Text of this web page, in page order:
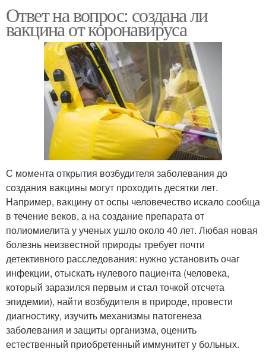
Ответ на вопрос: создана ли
вакцина от коронавируса
С момента открытия возбудителя заболевания до
создания вакцины могут проходить десятки лет.
Например, вакцину от оспы человечество искало сообща
в течение веков, а на создание препарата от
полиомиелита у ученых ушло около 40 лет. Любая новая
болезнь неизвестной природы требует почти
детективного расследования: нужно установить очаг
инфекции, отыскать нулевого пациента (человека,
который заразился первым и стал точкой отсчета
эпидемии), найти возбудителя в природе, провести
диагностику, изучить механизмы патогенеза
заболевания и защиты организма, оценить
естественный приобретенный иммунитет у больных.